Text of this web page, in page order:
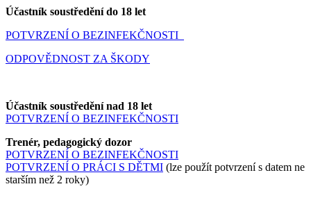
Účastník soustředění do 18 let
POTVRZENÍ O BEZINFEKČNOSTI
ODPOVĚDNOST ZA ŠKODY
Účastník soustředění nad 18 let
POTVRZENÍ O BEZINFEKČNOSTI
Trenér, pedagogický dozor
POTVRZENÍ O BEZINFEKČNOSTI
POTVRZENÍ O PRÁCI S DĚTMI (lze použít potvrzení s datem ne
starším než 2 roky)